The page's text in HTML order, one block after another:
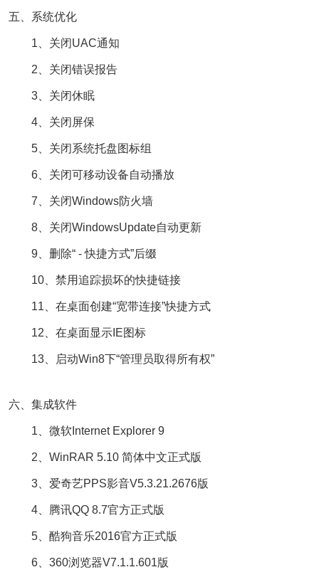
五、系统优化
1、关闭UAC通知
2、关闭错误报告
3、关闭休眠
4、关闭屏保
5、关闭系统托盘图标组
6、关闭可移动设备自动播放
7、关闭Windows防火墙
8、关闭WindowsUpdate自动更新
9、删除“ - 快捷方式”后缀
10、禁用追踪损坏的快捷链接
11、在桌面创建“宽带连接”快捷方式
12、在桌面显示IE图标
13、启动Win8下“管理员取得所有权”
六、集成软件
1、微软Internet Explorer 9
2、WinRAR 5.10 简体中文正式版
3、爱奇艺PPS影音V5.3.21.2676版
4、腾讯QQ 8.7官方正式版
5、酷狗音乐2016官方正式版
6、360浏览器V7.1.1.601版